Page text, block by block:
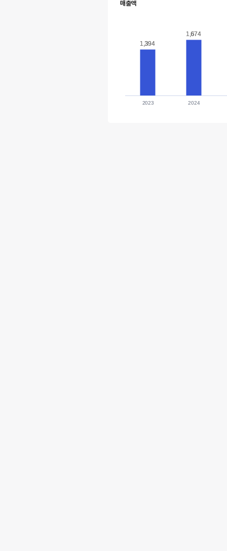
매출액
1,394
1,394
1,674
1,674
2023 2024